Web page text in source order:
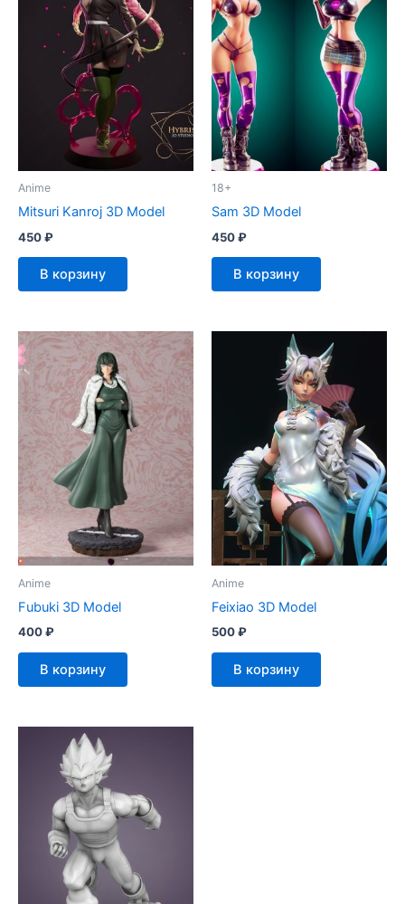
Anime
Mitsuri Kanroj 3D Model
450₽
В корзину
18+
Sam 3D Model
450₽
В корзину
Anime
Fubuki 3D Model
400₽
В корзину
Anime
Feixiao 3D Model
500₽
В корзину